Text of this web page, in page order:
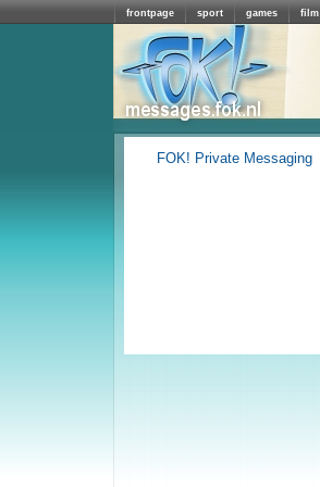
frontpage sport games film
FOK! Private Messaging